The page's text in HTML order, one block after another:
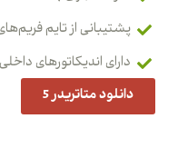
پشتیبانی از تایم
دارای اندیکاتورهای
دانلود متاتریدر 5